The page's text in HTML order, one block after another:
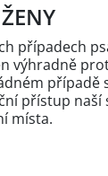
případech
výhradně
případě
přístup naší
místa.